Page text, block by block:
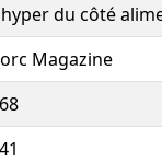
du côté
Magazine